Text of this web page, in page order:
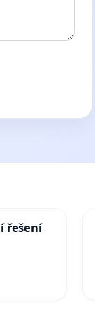
řešení